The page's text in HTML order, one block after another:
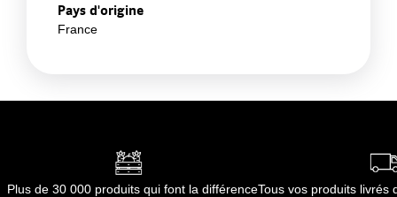
Pays d'origine
France
Plus de 30 000 produits qui font la différenceTous vos produits livrés